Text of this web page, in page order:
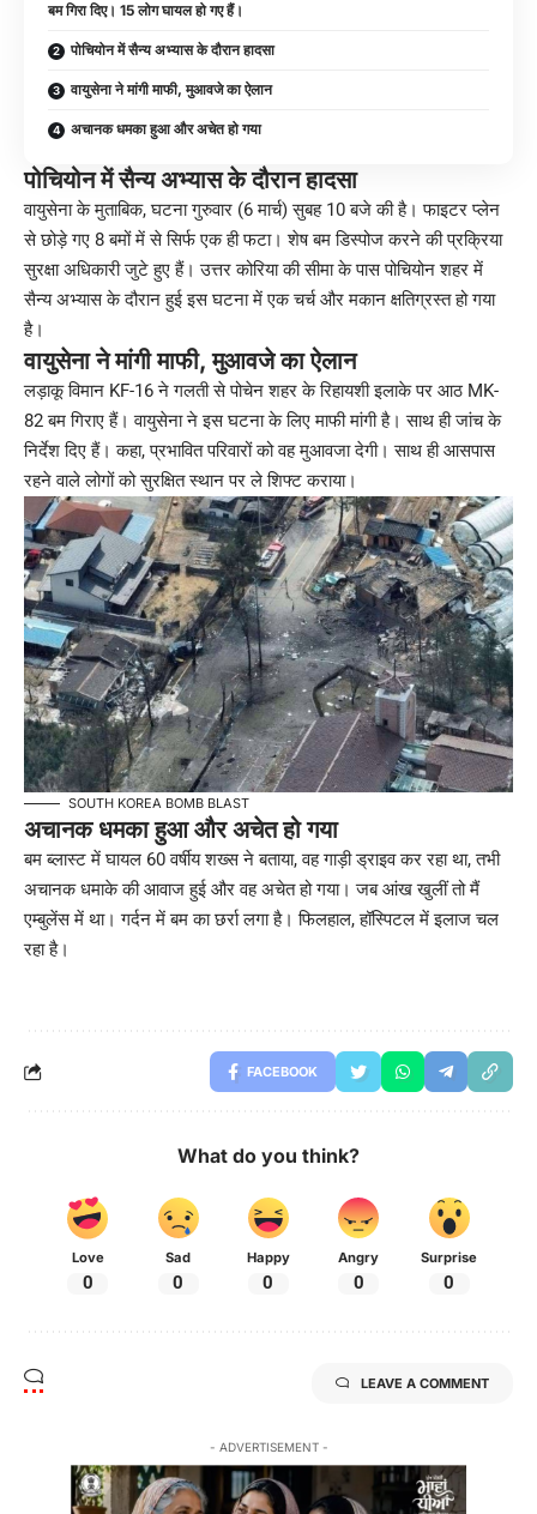
बम गिरा दिए। 15 लोग घायल हो गए हैं।
पोचियोन में सैन्य अभ्यास के दौरान हादसा
वायुसेना ने मांगी माफी, मुआवजे का ऐलान
अचानक धमका हुआ और अचेत हो गया
पोचियोन में सैन्य अभ्यास के दौरान हादसा
वायुसेना के मुताबिक, घटना गुरुवार (6 मार्च) सुबह 10 बजे की है। फाइटर प्लेन
से छोड़े गए 8 बमों में से सिर्फ एक ही फटा। शेष बम डिस्पोज करने की प्रक्रिया
सुरक्षा अधिकारी जुटे हुए हैं। उत्तर कोरिया की सीमा के पास पोचियोन शहर में
सैन्य अभ्यास के दौरान हुई इस घटना में एक चर्च और मकान क्षतिग्रस्त हो गया
है।
वायुसेना ने मांगी माफी, मुआवजे का ऐलान
लड़ाकू विमान KF-16 ने गलती से पोचेन शहर के रिहायशी इलाके पर आठ MK-
82 बम गिराए हैं। वायुसेना ने इस घटना के लिए माफी मांगी है। साथ ही जांच के
निर्देश दिए हैं। कहा, प्रभावित परिवारों को वह मुआवजा देगी। साथ ही आसपास
रहने वाले लोगों को सुरक्षित स्थान पर ले शिफ्ट कराया।
SOUTH KOREA BOMB BLAST
अचानक धमका हुआ और अचेत हो गया
बम ब्लास्ट में घायल 60 वर्षीय शख्स ने बताया, वह गाड़ी ड्राइव कर रहा था, तभी
अचानक धमाके की आवाज हुई और वह अचेत हो गया। जब आंख खुलीं तो मैं
एम्बुलेंस में था। गर्दन में बम का छर्रा लगा है। फिलहाल, हॉस्पिटल में इलाज चल
रहा है।
FACEBOOK
What do you think?
Love
0
Sad
0
Happy
0
Angry
0
Surprise
0
LEAVE A COMMENT
- ADVERTISEMENT -